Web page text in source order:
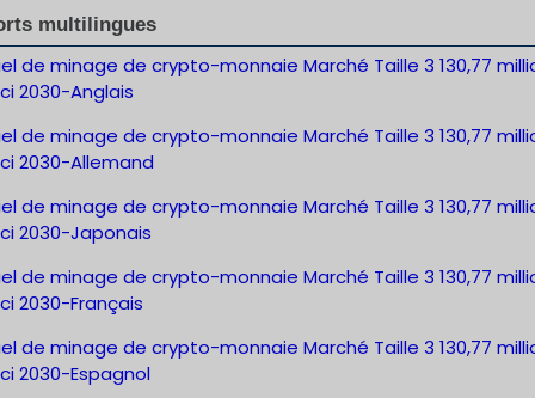
multilingues
de minage de crypto-monnaie Marché Taille 3 130,77
2030-Anglais
de minage de crypto-monnaie Marché Taille 3 130,77
2030-Allemand
de minage de crypto-monnaie Marché Taille 3 130,77
2030-Japonais
de minage de crypto-monnaie Marché Taille 3 130,77
2030-Français
de minage de crypto-monnaie Marché Taille 3 130,77
2030-Espagnol